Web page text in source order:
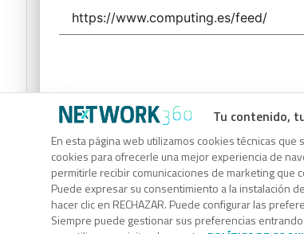
Tu contenido,
En esta página web utilizamos cookies técnicas
cookies para ofrecerle una mejor experiencia de
permitirle recibir comunicaciones de marketing que
Puede expresar su consentimiento a la instalación
hacer clic en RECHAZAR. Puede configurar las
Siempre puede gestionar sus preferencias entrando
Código Rss
Para copiar el enlace RSS en el portapapeles,